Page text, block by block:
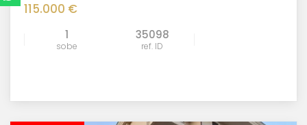
115.000 €
1
sobe
35098
ref. ID